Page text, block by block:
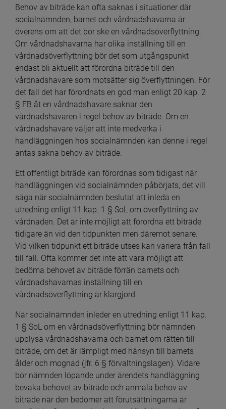
Behov av biträde kan ofta saknas i situationer där
socialnämnden, barnet och vårdnadshavarna är
överens om att det bör ske en vårdnadsöverflyttning.
Om vårdnadshavarna har olika inställning till en
vårdnadsöverflyttning bör det som utgångspunkt
endast bli aktuellt att förordna biträde till den
vårdnadshavare som motsätter sig överflyttningen. För
det fall det har förordnats en god man enligt 20 kap. 2
§ FB åt en vårdnadshavare saknar den
vårdnadshavaren i regel behov av biträde. Om en
vårdnadshavare väljer att inte medverka i
handläggningen hos socialnämnden kan denne i regel
antas sakna behov av biträde.
Ett offentligt biträde kan förordnas som tidigast när
handläggningen vid socialnämnden påbörjats, det vill
säga när socialnämnden beslutat att inleda en
utredning enligt 11 kap. 1 § SoL om överflyttning av
vårdnaden. Det är inte möjligt att förordna ett biträde
tidigare än vid den tidpunkten men däremot senare.
Vid vilken tidpunkt ett biträde utses kan variera från fall
till fall. Ofta kommer det inte att vara möjligt att
bedöma behovet av biträde förrän barnets och
vårdnadshavarnas inställning till en
vårdnadsöverflyttning är klargjord.
När socialnämnden inleder en utredning enligt 11 kap.
1 § SoL om en vårdnadsöverflyttning bör nämnden
upplysa vårdnadshavarna och barnet om rätten till
biträde, om det är lämpligt med hänsyn till barnets
ålder och mognad (jfr. 6 § förvaltningslagen). Vidare
bör nämnden löpande under ärendets handläggning
bevaka behovet av biträde och anmäla behov av
biträde när den bedömer att förutsättningarna är